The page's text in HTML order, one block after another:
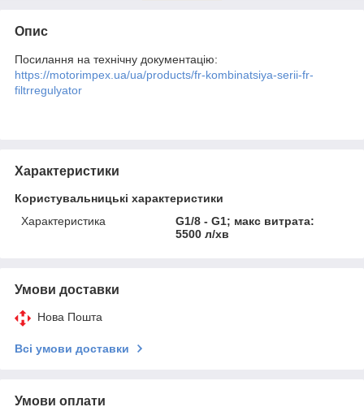
Опис
Посилання на технічну документацію:
https://motorimpex.ua/ua/products/fr-kombinatsiya-serii-fr-
filtrregulyator
Характеристики
Користувальницькі характеристики
Характеристика
G1/8 - G1; макс витрата:
5500 л/хв
Умови доставки
Нова Пошта
Всі умови доставки
Умови оплати